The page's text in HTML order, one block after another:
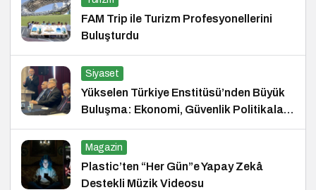
FAM Trip ile Turizm Profesyonellerini
Buluşturdu
Siyaset
Yükselen Türkiye Enstitüsü’nden Büyük
Buluşma: Ekonomi, Güvenlik Politikaları
ve Hukuk Konferansı
Magazin
Plastic’ten “Her Gün”e Yapay Zekâ
Destekli Müzik Videosu